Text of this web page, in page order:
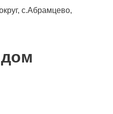
с.Абрамцево,